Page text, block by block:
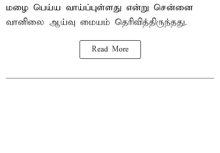
மழை பெய்ய வாய்ப்புள்ளது என்று சென்னை
வானிலை ஆய்வு மையம் தெரிவித்திருந்தது.
Read More